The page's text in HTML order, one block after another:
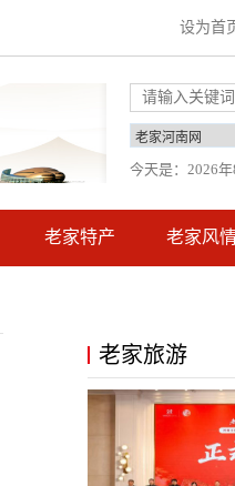
设为首
今天是： 2026
老家特产 老家风
老家旅游